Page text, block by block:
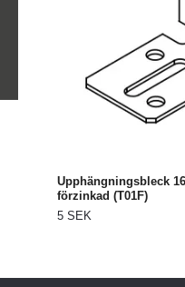
Upphängningsbleck
förzinkad (T01F)
5 SEK